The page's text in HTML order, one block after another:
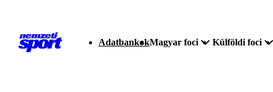
AdatbankokMagyar foci Külföldi foci